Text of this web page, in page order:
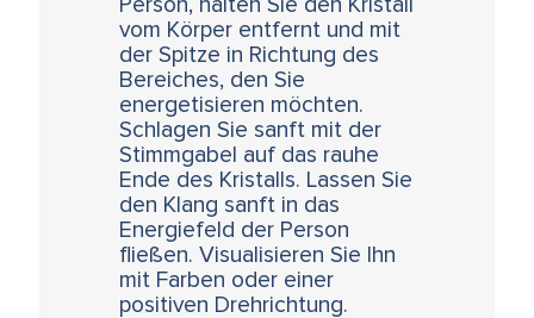
Person, halten Sie den Kristall
vom Körper entfernt und mit
der Spitze in Richtung des
Bereiches, den Sie
energetisieren möchten.
Schlagen Sie sanft mit der
Stimmgabel auf das rauhe
Ende des Kristalls. Lassen Sie
den Klang sanft in das
Energiefeld der Person
fließen. Visualisieren Sie Ihn
mit Farben oder einer
positiven Drehrichtung.